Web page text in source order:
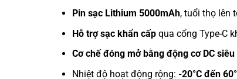
Pin sạc Lithium 5000mAh, tuổi thọ lên
Hỗ trợ sạc khẩn cấpqua cổng Type-C
Cơ chế đóng mở bằng động cơ DC siêu
Nhiệt độ hoạt động rộng: -20°C đến